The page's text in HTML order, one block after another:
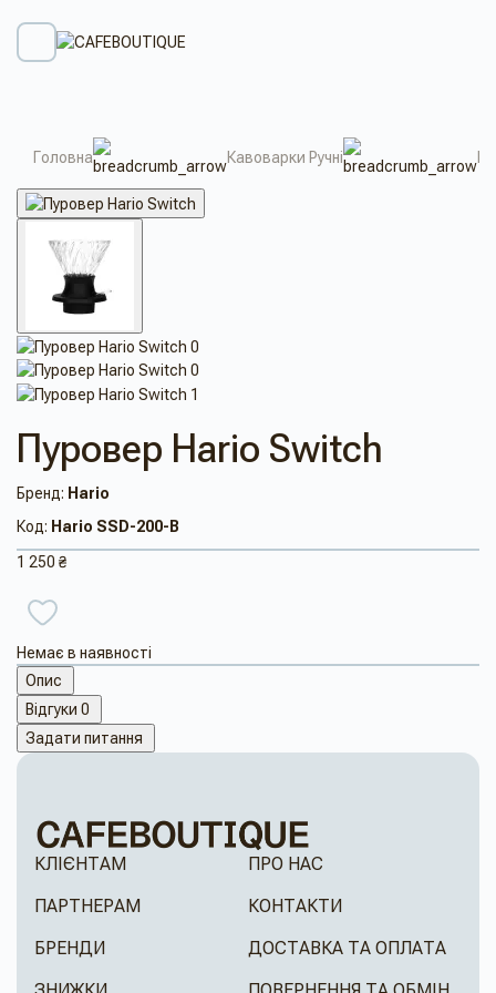
Головна Кавоварки Ручні
Пуровер Hario Switch
Бренд: Hario
Код: Hario SSD-200-B
1 250 ₴
Немає в наявності
Опис
Відгуки 0
Задати питання
КЛІЄНТАМ
ПАРТНЕРАМ
БРЕНДИ
ПРО НАС
КОНТАКТИ
ДОСТАВКА ТА ОПЛАТА